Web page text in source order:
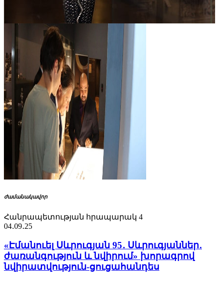
ժամանակավոր
Հանրապետության հրապարակ 4
04․09․25
«Էմանուել Սևրուգյան 95․ Սևրուգյաններ․
ժառանգություն և նվիրում» խորագրով
նվիրատվություն-ցուցահանդես